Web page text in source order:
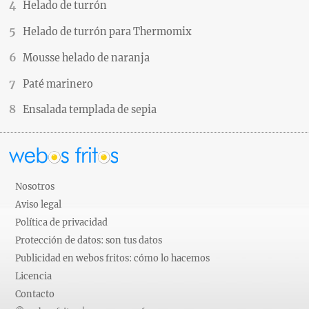
Helado de turrón
Helado de turrón para Thermomix
Mousse helado de naranja
Paté marinero
Ensalada templada de sepia
Nosotros
Aviso legal
Política de privacidad
Protección de datos: son tus datos
Publicidad en webos fritos: cómo lo hacemos
Licencia
Contacto